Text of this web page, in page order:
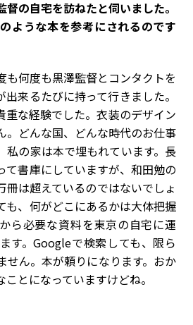
の自宅を訪ねたと伺いました。
ような本を参考にされるのです
何度も黒澤監督とコンタクトを
来るたびに持って行きました。
重な経験でした。衣装のデザイン
。どんな国、どんな時代のお仕事
私の家は本で埋もれています。長
て書庫にしていますが、和田勉の
冊は超えているのではないでしょ
も、何がどこにあるかは大体把握
ら必要な資料を東京の自宅に運
す。Googleで検索しても、限ら
せん。本が頼りになります。おか
とになっていますけどね。